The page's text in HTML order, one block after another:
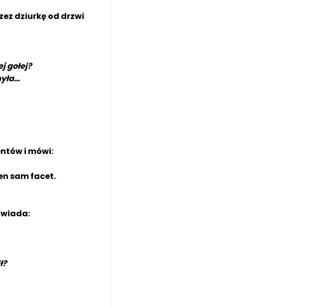
dziurkę od drzwi
gołej?
i mówi:
sam facet.